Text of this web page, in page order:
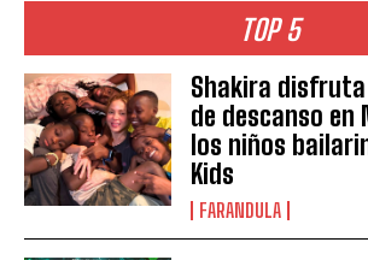
TOP 5
Shakira
de descanso
los niños
Kids
FARANDULA